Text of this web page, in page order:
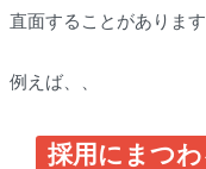
直面することがあります
例えば、、
採用にまつ